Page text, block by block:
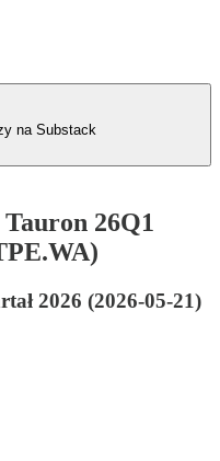
na Substack
26Q1
2026 (2026-05-21)